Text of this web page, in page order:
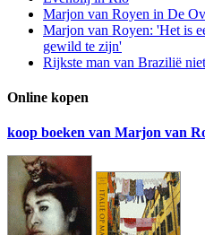
Marjon van Royen in De
Marjon van Royen: 'Het is
gewild te zijn'
Rijkste man van Brazilië
Online kopen
koop boeken van Marjon van